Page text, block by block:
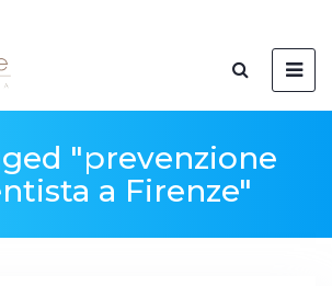
"prevenzione
a Firenze"